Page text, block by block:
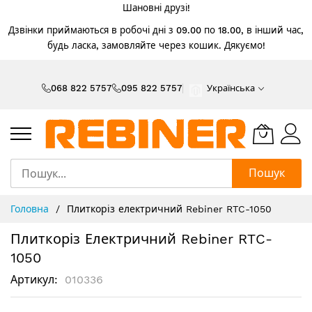
Шановні друзі!
Дзвінки приймаються в робочі дні з 09.00 по 18.00, в інший час,
будь ласка, замовляйте через кошик. Дякуємо!
068 822 5757 095 822 5757 Українська
Пошук
Головна Плиткоріз електричний Rebiner RTC-1050
Плиткоріз Електричний Rebiner RTC-
1050
Артикул 010336